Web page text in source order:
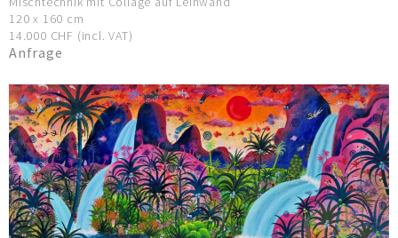
120 x 160 cm
14.000 CHF (incl. VAT)
Anfrage